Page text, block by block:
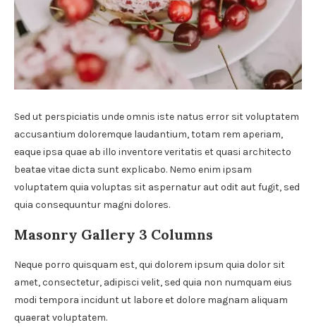
Sed ut perspiciatis unde omnis iste natus error sit voluptatem
accusantium doloremque laudantium, totam rem aperiam,
eaque ipsa quae ab illo inventore veritatis et quasi architecto
beatae vitae dicta sunt explicabo. Nemo enim ipsam
voluptatem quia voluptas sit aspernatur aut odit aut fugit, sed
quia consequuntur magni dolores.
Masonry Gallery 3 Columns
Neque porro quisquam est, qui dolorem ipsum quia dolor sit
amet, consectetur, adipisci velit, sed quia non numquam eius
modi tempora incidunt ut labore et dolore magnam aliquam
quaerat voluptatem.